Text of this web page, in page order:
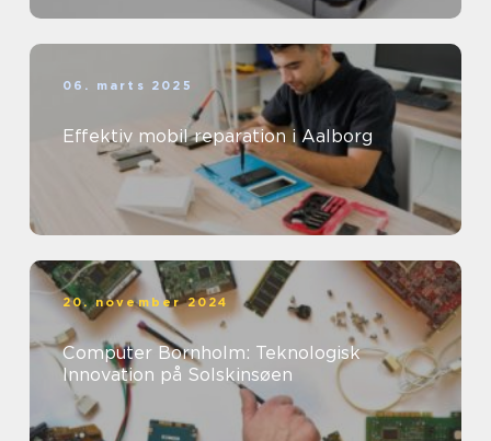
06. marts 2025
Effektiv mobil reparation i Aalborg
20. november 2024
Computer Bornholm: Teknologisk
Innovation på Solskinsøen